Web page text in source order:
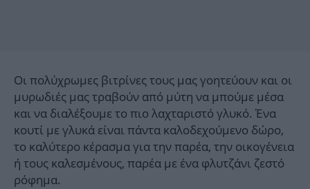
Οι πολύχρωμες βιτρίνες τους μας γοητεύουν και οι
μυρωδιές μας τραβούν από μύτη να μπούμε μέσα
και να διαλέξουμε το πιο λαχταριστό γλυκό. Ένα
κουτί με γλυκά είναι πάντα καλοδεχούμενο δώρο,
το καλύτερο κέρασμα για την παρέα, την οικογένεια
ή τους καλεσμένους, παρέα με ένα φλυτζάνι ζεστό
ρόφημα.